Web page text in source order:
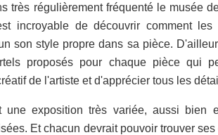
très régulièrement fréquenté le musée
incroyable de découvrir comment les
son style propre dans sa pièce.
proposés pour chaque pièce qui
de l'artiste et d'apprécier tous les
une exposition très variée, aussi bien
Et chacun devrait pouvoir trouver